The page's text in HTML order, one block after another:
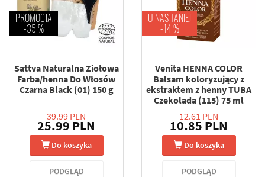
PROMOCJA
-35 %
Sattva Naturalna Ziołowa
Farba/henna Do Włosów
Czarna Black (01) 150 g
39.99 PLN
25.99 PLN
Do koszyka
PODGLĄD
U NAS TANIEJ
-14 %
Venita HENNA COLOR
Balsam koloryzujący z
ekstraktem z henny TUBA
Czekolada (115) 75 ml
12.61 PLN
10.85 PLN
Do koszyka
PODGLĄD